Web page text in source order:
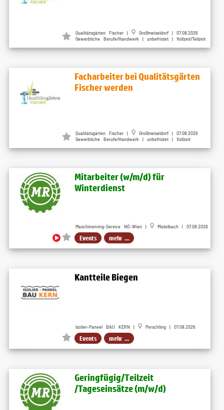
Qualitätsgärten Fischer Großmeiseldorf
| 07.08.2026
Gewerbliche Berufe/Handwerk | unbefristet | Vollzeit/Teilzeit
Facharbeiter bei Qualitätsgärten
Fischer werden
Qualitätsgärten Fischer Großmeiseldorf
| 07.08.2026
Gewerbliche Berufe/Handwerk | unbefristet | Vollzeit
Mitarbeiter (w​/m​/d) für
Winterdienst
Maschinenring-Service NÖ-Wien | Mistelbach | 07.08.2026
Events mehr ...
Kantteile Biegen
Isolier-Paneel BAU KERN | Perschling | 07.08.2026
Events mehr ...
Geringfügig​/Teilzeit​
/Tageseinsätze (m​/w​/d)